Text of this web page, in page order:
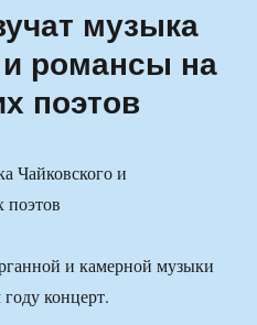
музыка
и романсы на
поэтов
и камерной музыки
концерт.